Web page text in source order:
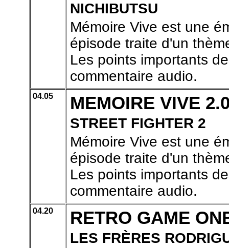
NICHIBUTSU
Mémoire Vive est une
épisode traite d'un
Les points importants
commentaire audio.
04.05 MEMOIRE VIVE
STREET FIGHTER 2
Mémoire Vive est une
épisode traite d'un
Les points importants
commentaire audio.
04.20 RETRO GAME
LES FRÈRES